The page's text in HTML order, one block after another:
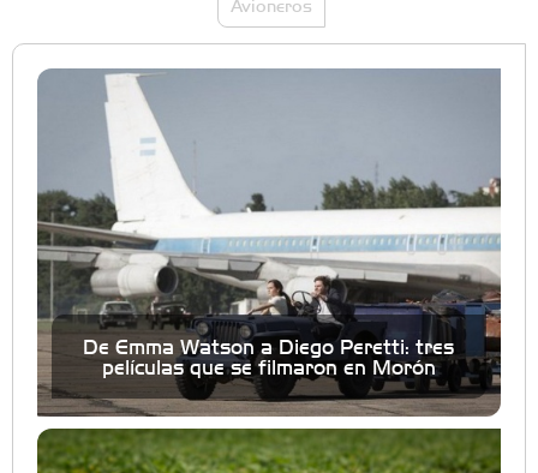
Avioneros
De Emma Watson a Diego Peretti: tres
películas que se filmaron en Morón